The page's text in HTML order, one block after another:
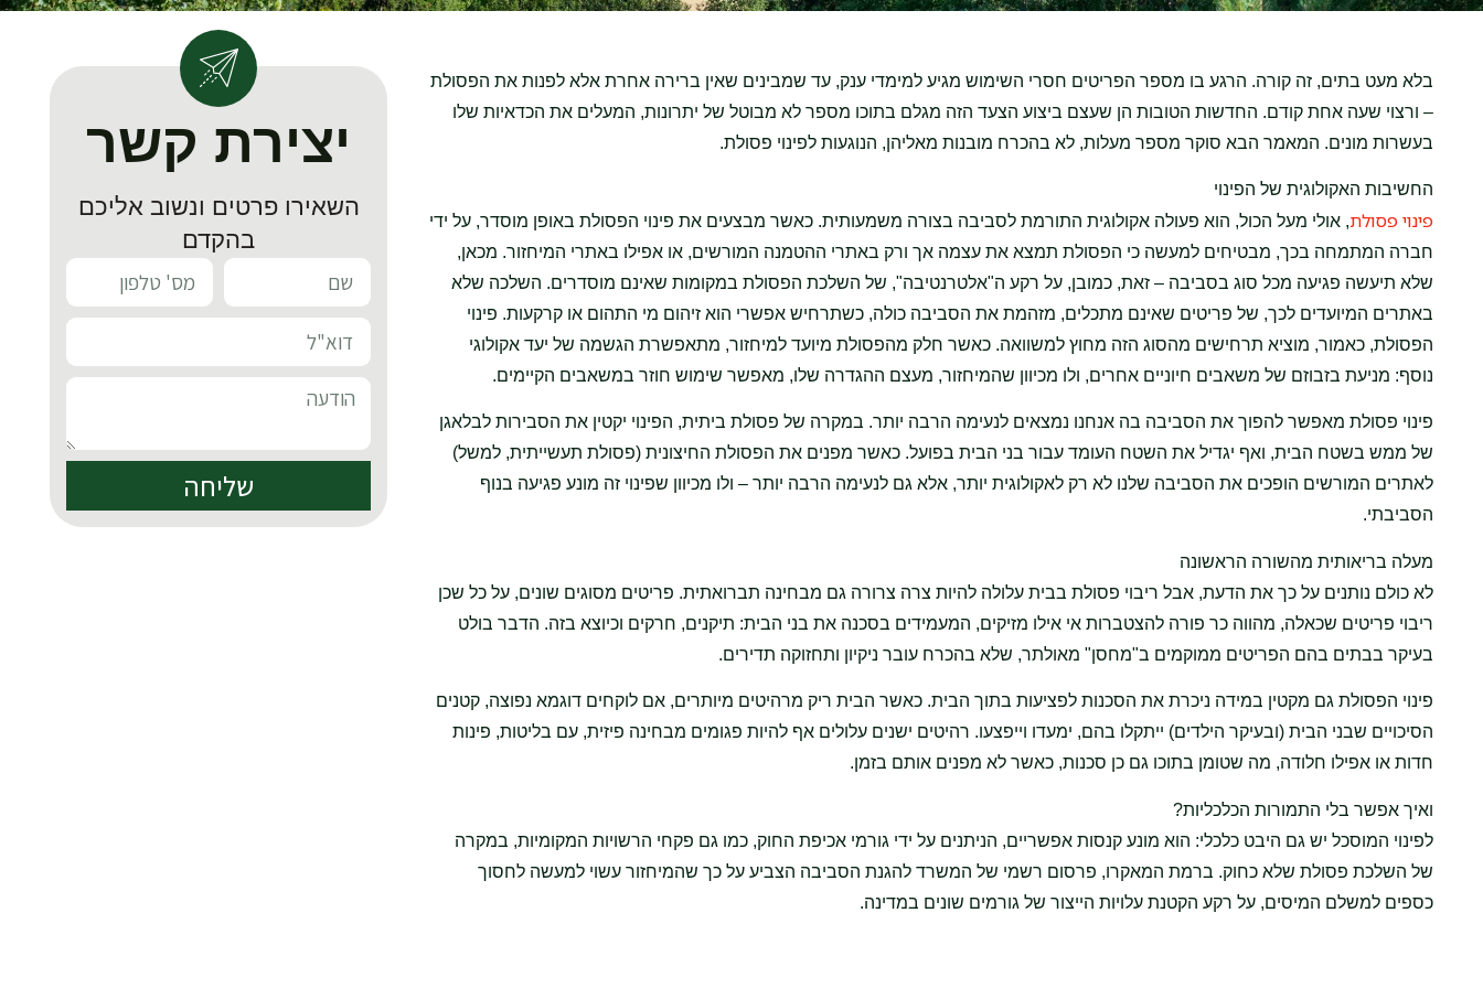
בלא מעט בתים, זה קורה. הרגע בו מספר הפריטים חסרי השימוש מגיע למימדי ענק, עד שמבינים שאין ברירה אחרת אלא לפנות את הפסולת
– ורצוי שעה אחת קודם. החדשות הטובות הן שעצם ביצוע הצעד הזה מגלם בתוכו מספר לא מבוטל של יתרונות, המעלים את הכדאיות שלו
בעשרות מונים. המאמר הבא סוקר מספר מעלות, לא בהכרח מובנות מאליהן, הנוגעות לפינוי פסולת.
החשיבות האקולוגית של הפינוי
פינוי פסולת, אולי מעל הכול, הוא פעולה אקולוגית התורמת לסביבה בצורה משמעותית. כאשר מבצעים את פינוי הפסולת באופן מוסדר, על ידי
חברה המתמחה בכך, מבטיחים למעשה כי הפסולת תמצא את עצמה אך ורק באתרי ההטמנה המורשים, או אפילו באתרי המיחזור. מכאן,
שלא תיעשה פגיעה מכל סוג בסביבה – זאת, כמובן, על רקע ה"אלטרנטיבה", של השלכת הפסולת במקומות שאינם מוסדרים. השלכה שלא
באתרים המיועדים לכך, של פריטים שאינם מתכלים, מזהמת את הסביבה כולה, כשתרחיש אפשרי הוא זיהום מי התהום או קרקעות. פינוי
הפסולת, כאמור, מוציא תרחישים מהסוג הזה מחוץ למשוואה. כאשר חלק מהפסולת מיועד למיחזור, מתאפשרת הגשמה של יעד אקולוגי
נוסף: מניעת בזבוזם של משאבים חיוניים אחרים, ולו מכיוון שהמיחזור, מעצם ההגדרה שלו, מאפשר שימוש חוזר במשאבים הקיימים.
פינוי פסולת מאפשר להפוך את הסביבה בה אנחנו נמצאים לנעימה הרבה יותר. במקרה של פסולת ביתית, הפינוי יקטין את הסבירות לבלאגן
של ממש בשטח הבית, ואף יגדיל את השטח העומד עבור בני הבית בפועל. כאשר מפנים את הפסולת החיצונית (פסולת תעשייתית, למשל)
לאתרים המורשים הופכים את הסביבה שלנו לא רק לאקולוגית יותר, אלא גם לנעימה הרבה יותר – ולו מכיוון שפינוי זה מונע פגיעה בנוף
הסביבתי.
מעלה בריאותית מהשורה הראשונה
לא כולם נותנים על כך את הדעת, אבל ריבוי פסולת בבית עלולה להיות צרה צרורה גם מבחינה תברואתית. פריטים מסוגים שונים, על כל שכן
ריבוי פריטים שכאלה, מהווה כר פורה להצטברות אי אילו מזיקים, המעמידים בסכנה את בני הבית: תיקנים, חרקים וכיוצא בזה. הדבר בולט
בעיקר בבתים בהם הפריטים ממוקמים ב"מחסן" מאולתר, שלא בהכרח עובר ניקיון ותחזוקה תדירים.
פינוי הפסולת גם מקטין במידה ניכרת את הסכנות לפציעות בתוך הבית. כאשר הבית ריק מרהיטים מיותרים, אם לוקחים דוגמא נפוצה, קטנים
הסיכויים שבני הבית (ובעיקר הילדים) ייתקלו בהם, ימעדו וייפצעו. רהיטים ישנים עלולים אף להיות פגומים מבחינה פיזית, עם בליטות, פינות
חדות או אפילו חלודה, מה שטומן בתוכו גם כן סכנות, כאשר לא מפנים אותם בזמן.
ואיך אפשר בלי התמורות הכלכליות?
לפינוי המוסכל יש גם היבט כלכלי: הוא מונע קנסות אפשריים, הניתנים על ידי גורמי אכיפת החוק, כמו גם פקחי הרשויות המקומיות, במקרה
של השלכת פסולת שלא כחוק. ברמת המאקרו, פרסום רשמי של המשרד להגנת הסביבה הצביע על כך שהמיחזור עשוי למעשה לחסוך
כספים למשלם המיסים, על רקע הקטנת עלויות הייצור של גורמים שונים במדינה.
יצירת קשר
השאירו פרטים ונשוב אליכם
בהקדם
שליחה